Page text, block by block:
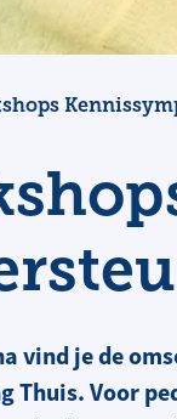
vind je de
Thuis. Voor